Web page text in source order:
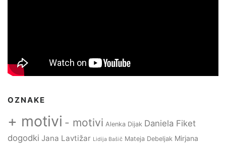
OZNAKE
+ motivi - motivi Alenka Dijak Daniela Fiket
dogodki Jana Lavtižar Lidija Bašič Mateja Debeljak Mirjana